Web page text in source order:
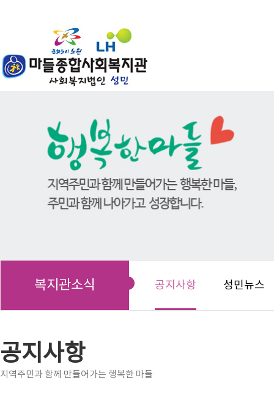
복지관소식 공지사항 성민뉴스
공지사항
지역주민과 함께 만들어가는 행복한 마들